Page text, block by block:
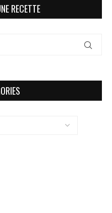
RECETTE